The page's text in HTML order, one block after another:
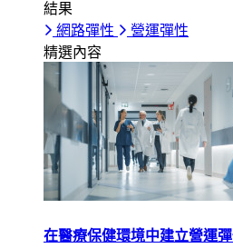
結果
網路彈性
營運彈性
精選內容
在醫療保健環境中建立營運